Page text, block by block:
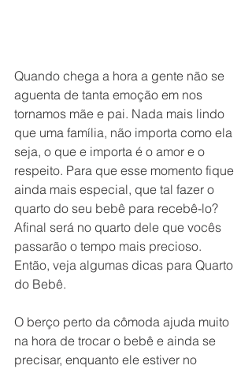
Quando chega a hora a gente não se
aguenta de tanta emoção em nos
tornamos mãe e pai. Nada mais lindo
que uma família, não importa como ela
seja, o que e importa é o amor e o
respeito. Para que esse momento fique
ainda mais especial, que tal fazer o
quarto do seu bebê para recebê-lo?
Afinal será no quarto dele que vocês
passarão o tempo mais precioso.
Então, veja algumas dicas para Quarto
do Bebê.
O berço perto da cômoda ajuda muito
na hora de trocar o bebê e ainda se
precisar, enquanto ele estiver no